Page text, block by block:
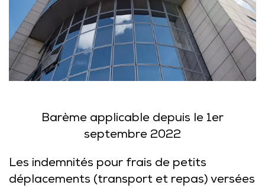
Barème applicable depuis le 1er
septembre 2022
Les indemnités pour frais de petits
déplacements (transport et repas) versées